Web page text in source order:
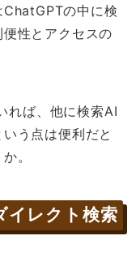
の中に検
性とアクセスの
れば、他に検索AI
う点は便利だと
。
イレクト検索